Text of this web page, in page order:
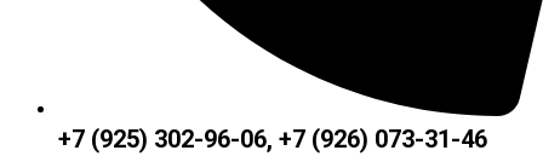
+7 (925) 302-96-06, +7 (926) 073-31-46